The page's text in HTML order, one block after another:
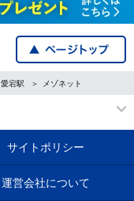
愛宕駅 メゾネット
サイトポリシー
運営会社について